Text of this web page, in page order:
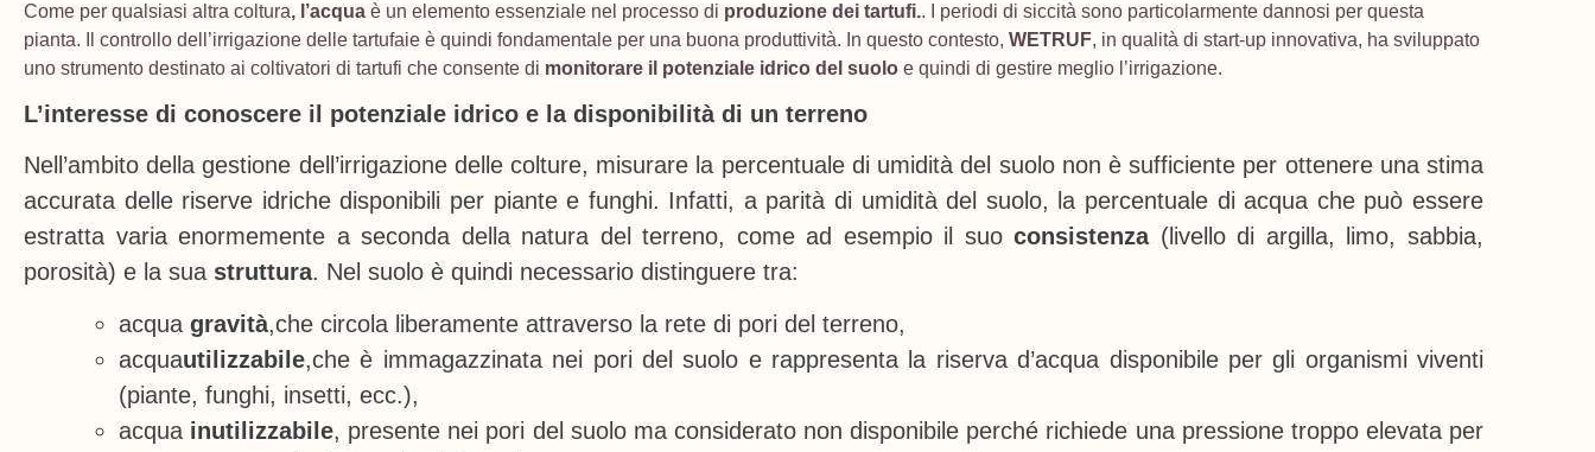
Come per qualsiasi altra coltura, l’acqua è un elemento essenziale nel processo di produzione dei tartufi.. I periodi di siccità sono particolarmente dannosi per questa
pianta. Il controllo dell’irrigazione delle tartufaie è quindi fondamentale per una buona produttività. In questo contesto, WETRUF, in qualità di start-up innovativa, ha sviluppato
uno strumento destinato ai coltivatori di tartufi che consente di monitorare il potenziale idrico del suolo e quindi di gestire meglio l’irrigazione.
L’interesse di conoscere il potenziale idrico e la disponibilità di un terreno
Nell’ambito della gestione dell’irrigazione delle colture, misurare la percentuale di umidità del suolo non è sufficiente per ottenere una stima
accurata delle riserve idriche disponibili per piante e funghi. Infatti, a parità di umidità del suolo, la percentuale di acqua che può essere
estratta varia enormemente a seconda della natura del terreno, come ad esempio il suoconsistenza(livello di argilla, limo, sabbia,
porosità) e la sua struttura. Nel suolo è quindi necessario distinguere tra:
acqua gravità,che circola liberamente attraverso la rete di pori del terreno,
acquautilizzabile,che è immagazzinata nei pori del suolo e rappresenta la riserva d’acqua disponibile per gli organismi viventi
(piante, funghi, insetti, ecc.),
acqua inutilizzabile, presente nei pori del suolo ma considerato non disponibile perché richiede una pressione troppo elevata per